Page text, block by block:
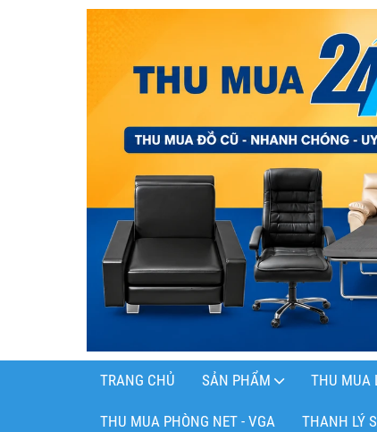
TRANG CHỦ SẢN PHẨM THU MUA
THU MUA PHÒNG NET - VGA THANH LÝ